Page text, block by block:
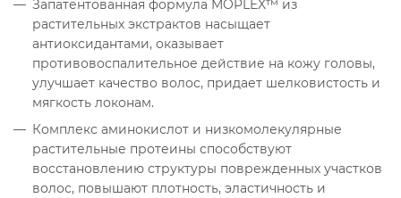
Запатентованная формула MOPLEX™ из
растительных экстрактов насыщает
антиоксидантами, оказывает
противовоспалительное действие на кожу головы,
улучшает качество волос, придает шелковистость и
мягкость локонам.
Комплекс аминокислот и низкомолекулярные
растительные протеины способствуют
восстановлению структуры поврежденных участков
волос, повышают плотность, эластичность и